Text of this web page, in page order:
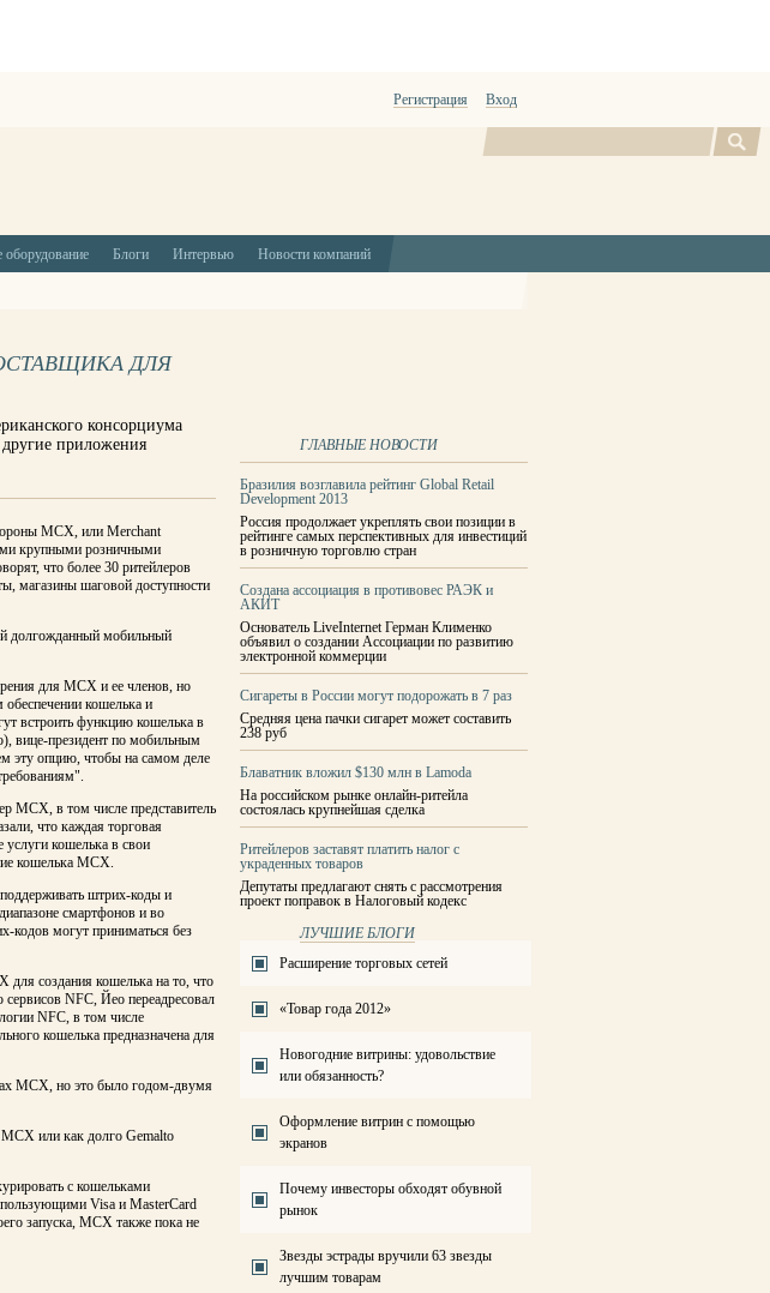
Регистрация Вход
Поиск
оборудование Блоги Интервью Новости компаний
ДЛЯ
консорциума
приложения
MCX, или Merchant
крупными розничными
что более 30 ритейлеров
магазины шаговой доступности
долгожданный мобильный
для MCX и ее членов, но
кошелька и
встроить функцию кошелька в
вице-президент по мобильным
эту опцию, чтобы на самом деле
MCX, в том числе представитель
что каждая торговая
кошелька в свои
кошелька MCX.
штрих-коды и
смартфонов и во
кодов могут приниматься без
создания кошелька на то, что
NFC, Йео переадресовал
NFC, в том числе
кошелька предназначена для
MCX, но это было годом-двумя
MCX или как долго Gemalto
с кошельками
Visa и MasterCard
запуска, MCX также пока не
ГЛАВНЫЕ НОВОСТИ
Бразилия возглавила рейтинг Global Retail
Development 2013
Россия продолжает укреплять свои позиции в
рейтинге самых перспективных для инвестиций
в розничную торговлю стран
Создана ассоциация в противовес РАЭК и
АКИТ
Основатель LiveInternet Герман Клименко
объявил о создании Ассоциации по развитию
электронной коммерции
Сигареты в России могут подорожать в 7 раз
Средняя цена пачки сигарет может составить
238 руб
Блаватник вложил $130 млн в Lamoda
На российском рынке онлайн-ритейла
состоялась крупнейшая сделка
Ритейлеров заставят платить налог с
украденных товаров
Депутаты предлагают снять с рассмотрения
проект поправок в Налоговый кодекс
ЛУЧШИЕ БЛОГИ
Расширение торговых сетей
«Товар года 2012»
Новогодние витрины: удовольствие
или обязанность?
Оформление витрин с помощью
экранов
Почему инвесторы обходят обувной
рынок
Звезды эстрады вручили 63 звезды
лучшим товарам